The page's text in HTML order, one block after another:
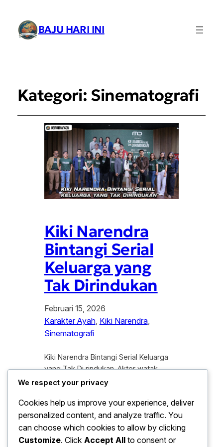
BAJU HARI INI
Kategori: Sinematografi
Kiki Narendra
Bintangi Serial
Keluarga yang
Tak Dirindukan
Februari 15, 2026
Karakter Ayah, Kiki Narendra
Sinematografi
Kiki Narendra Bintangi Serial Keluarga
yang Tak Di rindukan. Aktor watak
kenamaan Indonesia, Kiki Narendra,
proyek terbarunya dalam serial drama
bertajuk Keluarga yang Tak Di rindukan.
Setelah sukses membintangi berbagai
film layar lebar bergenre horor dan
We respect your privacy
Cookies help us improve your experience, deliver
personalized content, and analyze traffic. You
can choose which cookies to allow by clicking
Customize. Click Accept All to consent or